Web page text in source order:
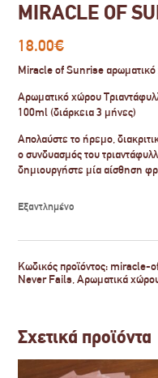
MIRACLE OF
18.00€
Miracle of Sunrise
Αρωματικό χώρου
100ml (διάρκεια 3 μήνες)
Απολαύστε το ήρεμο,
ο συνδυασμός του
δημιουργήστε μία αίσθηση
Εξαντλημένο
Κωδικός προϊόντος: miracle-
Never Fails,Αρωματικά
Σχετικά προϊόντα